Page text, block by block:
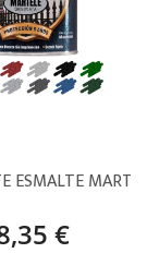
ESMALTE
€